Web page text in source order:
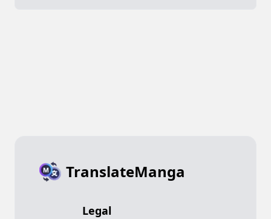
TranslateManga
Legal